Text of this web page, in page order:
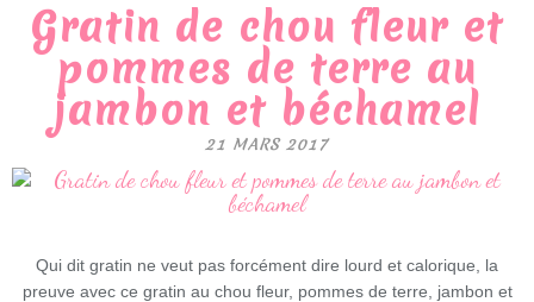
Gratin de chou fleur et
pommes de terre au
jambon et béchamel
21 MARS 2017
Qui dit gratin ne veut pas forcément dire lourd et calorique, la
preuve avec ce gratin au chou fleur, pommes de terre, jambon et